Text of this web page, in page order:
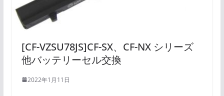
[CF-VZSU78JS]CF-SX、CF-NX シリーズ
他バッテリーセル交換
2022年1月11日